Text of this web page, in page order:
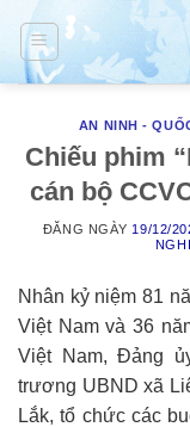
Skip
content
AN NINH -
Chiếu phim
cán bộ
ĐĂNG NGÀY 19/12/
Nhân kỷ niệm 81
Việt Nam và 36
Việt Nam, Đảng
trương UBND xã
Lắk, tổ chức các